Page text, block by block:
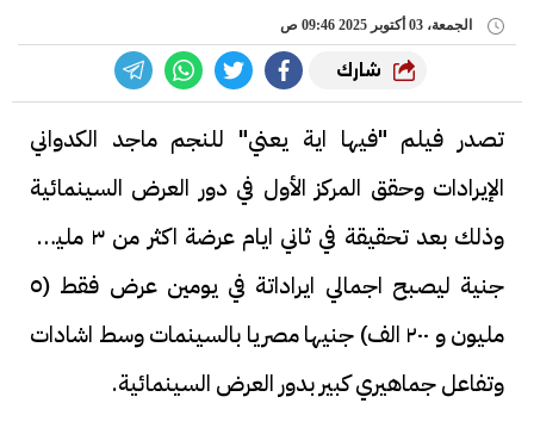
الجمعة، 03 أكتوبر 2025 09:46 ص
شارك
تصدر فيلم "فيها اية يعني" للنجم ماجد الكدواني
الإيرادات وحقق المركز الأول في دور العرض السينمائية
وذلك بعد تحقيقة في ثاني ايام عرضة اكثر من ٣ مليون
جنية ليصبح اجمالي ايراداتة في يومين عرض فقط (٥
مليون و ٢٠٠ الف) جنيها مصريا بالسينمات وسط اشادات
وتفاعل جماهيري كبير بدور العرض السينمائية.